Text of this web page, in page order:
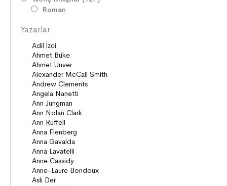
Roman
Öyküler
Şiirler
Deneme
Anlatı
Seçki
Köprü Kitaplar (10+)
Roman
Öyküler
Anlatı
ON8 (15+)
Roman
Diziler
Öyküler
Yazarlar